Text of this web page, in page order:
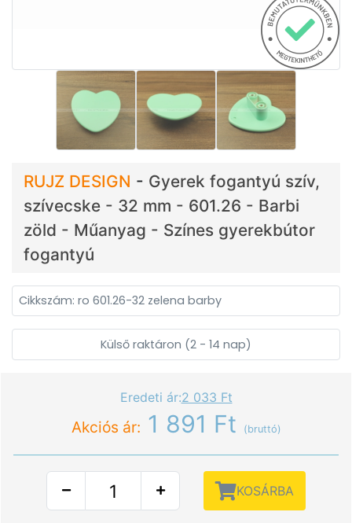
RUJZ DESIGN - Gyerek fogantyú szív,
szívecske - 32 mm - 601.26 - Barbi
zöld - Műanyag - Színes gyerekbútor
fogantyú
Cikkszám: ro 601.26-32 zelena barby
Külső raktáron (2 - 14 nap)
Eredeti ár:2 033 Ft
Akciós ár: 1 891 Ft (bruttó)
KOSÁRBA